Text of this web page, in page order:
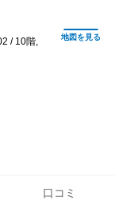
口コミ
/ 10階,